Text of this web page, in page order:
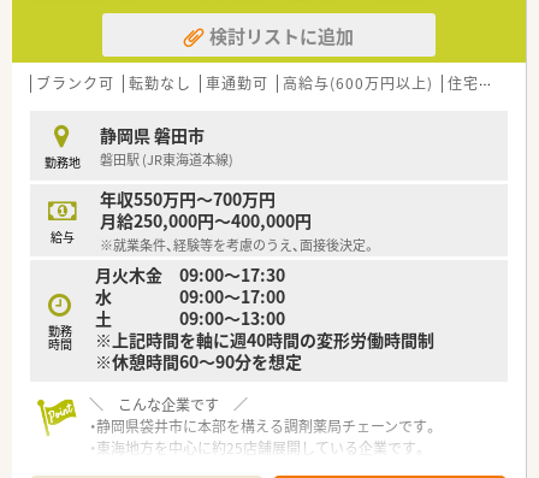
検討リストに追加
ブランク可 転勤なし 車通勤可 高給与(600万円以上) 住宅補助(手当)あり
勤務地
静岡県 磐田市
磐田駅 (JR東海道本線)
給与
年収550万円～700万円
月給250,000円～400,000円
※就業条件、経験等を考慮のうえ、面接後決定。
勤務
時間
月火木金 09:00～17:30
水 09:00～17:00
土 09:00～13:00
※上記時間を軸に週40時間の変形労働時間制
※休憩時間60～90分を想定
＼ こんな企業です ／
・静岡県袋井市に本部を構える調剤薬局チェーンです。
・東海地方を中心に約25店舗展開している企業です。